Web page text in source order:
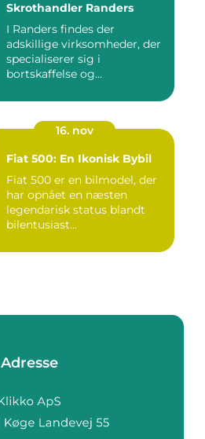
Skrothandler Randers
I Randers findes der
adskillige virksomheder, der
specialiserer sig i
bortskaffelse og
16. nov
Fiat 500: En Ikonisk Bybil
Fiat 500 er en bilmodel, der
har opnået en næsten
legendarisk status blandt
bilentusiast...
Adresse